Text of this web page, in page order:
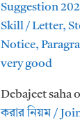
Suggestion
Skill / Letter,
Notice,
very good
Debajeet saha
করার নিয়ম /